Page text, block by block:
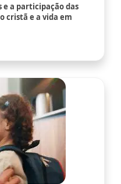
e a participação das
cristã e a vida em